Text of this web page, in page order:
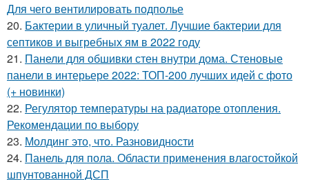
Для чего вентилировать подполье
20. Бактерии в уличный туалет. Лучшие бактерии для
септиков и выгребных ям в 2022 году
21. Панели для обшивки стен внутри дома. Стеновые
панели в интерьере 2022: ТОП-200 лучших идей с фото
(+ новинки)
22. Регулятор температуры на радиаторе отопления.
Рекомендации по выбору
23. Молдинг это, что. Разновидности
24. Панель для пола. Области применения влагостойкой
шпунтованной ДСП